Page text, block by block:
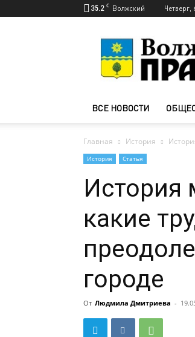
35.2 C Волжский Четверг,
—
ВСЕ НОВОСТИ
Главная История
История Статья
История
какие
городе
От Людмила Дмитриева -